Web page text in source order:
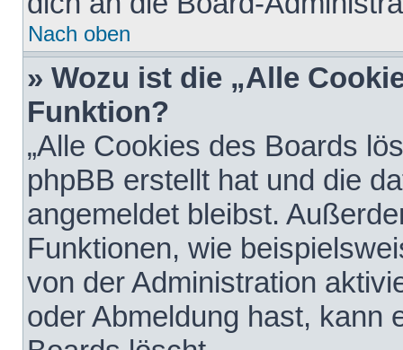
Nach oben
» Wozu ist die „Alle
Funktion?
„Alle Cookies des Boards
phpBB erstellt hat und die
angemeldet bleibst.
Funktionen, wie
von der Administration
oder Abmeldung hast, kann